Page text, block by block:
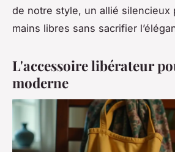
de notre style, un allié silencieux
mains libres sans sacrifier
L'accessoire libérateur
moderne